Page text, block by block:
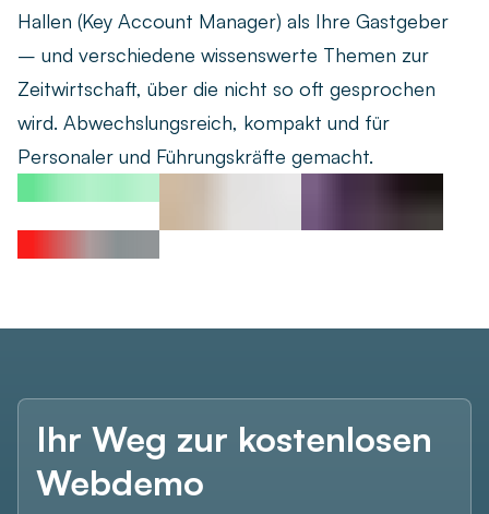
Hallen (Key Account Manager) als Ihre Gastgeber
– und verschiedene wissenswerte Themen zur
Zeitwirtschaft, über die nicht so oft gesprochen
wird. Abwechslungsreich, kompakt und für
Personaler und Führungskräfte gemacht.
Ihr Weg zur kostenlosen
Webdemo